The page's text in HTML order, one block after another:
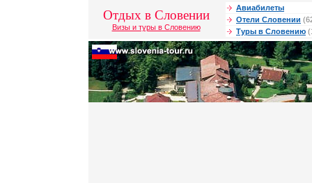
Отдых в Словении
Визы и туры в Словению
Авиабилеты
Отели Словении
Туры в Словению